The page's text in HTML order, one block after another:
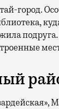
город.